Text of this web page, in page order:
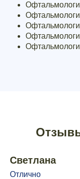
Светлана
Отлично